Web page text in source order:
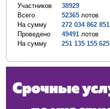
Участников
38929
Всего
52365 лотов
На сумму
272 034 862 851
Проведено
49491 лотов
На сумму
251 135 155 625